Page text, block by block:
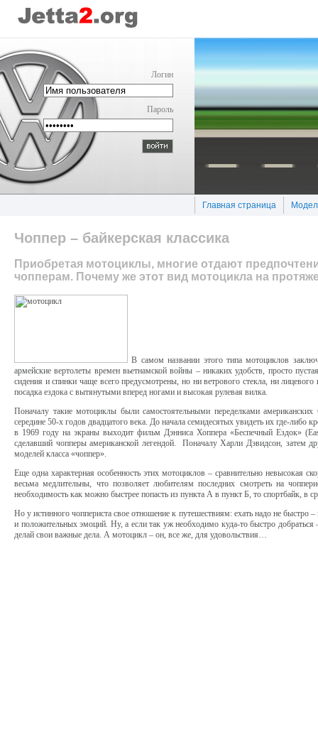
Логин
Пароль
Главная страница
Чоппер – байкерская классика
Приобретая мотоциклы, многие отдают
чопперам. Почему же этот вид мотоцикла на
В самом названии этого типа мотоциклов
армейские вертолеты времен вьетнамской войны – никаких удобств, просто
сидения и спинки чаще всего предусмотрены, но ни ветрового стекла, ни
посадка ездока с вытянутыми вперед ногами и высокая рулевая вилка.
Поначалу такие мотоциклы были самостоятельными переделками
середине 50-х годов двадцатого века. До начала семидесятых увидеть их где-
в 1969 году на экраны выходит фильм Дэнниса Хоппера «Беспечный Ездок»
сделавший чопперы американской легендой. Поначалу Харли Дэвидсон, затем
моделей класса «чоппер».
Еще одна характерная особенность этих мотоциклов – сравнительно невысокая
весьма медлительны, что позволяет любителям последних смотреть на
необходимость как можно быстрее попасть из пункта А в пункт Б, то спортбайк, в
Но у истинного чоппериста свое отношение к путешествиям: ехать надо не быстро
и положительных эмоций. Ну, а если так уж необходимо куда-то быстро
делай свои важные дела. А мотоцикл – он, все же, для удовольствия…